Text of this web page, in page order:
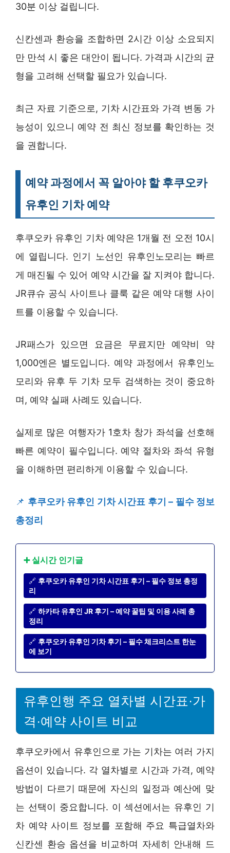
30분 이상 걸립니다.
신칸센과 환승을 조합하면 2시간 이상 소요되지
만 만석 시 좋은 대안이 됩니다. 가격과 시간의 균
형을 고려해 선택할 필요가 있습니다.
최근 자료 기준으로, 기차 시간표와 가격 변동 가
능성이 있으니 예약 전 최신 정보를 확인하는 것
을 권합니다.
예약 과정에서 꼭 알아야 할 후쿠오카
유후인 기차 예약
후쿠오카 유후인 기차 예약은 1개월 전 오전 10시
에 열립니다. 인기 노선인 유후인노모리는 빠르
게 매진될 수 있어 예약 시간을 잘 지켜야 합니다.
JR큐슈 공식 사이트나 클룩 같은 예약 대행 사이
트를 이용할 수 있습니다.
JR패스가 있으면 요금은 무료지만 예약비 약
1,000엔은 별도입니다. 예약 과정에서 유후인노
모리와 유후 두 기차 모두 검색하는 것이 중요하
며, 예약 실패 사례도 있습니다.
실제로 많은 여행자가 1호차 창가 좌석을 선호해
빠른 예약이 필수입니다. 예약 절차와 좌석 유형
을 이해하면 편리하게 이용할 수 있습니다.
📌 후쿠오카 유후인 기차 시간표 후기 – 필수 정보
총정리
➕ 실시간 인기글
🔗 후쿠오카 유후인 기차 시간표 후기 – 필수 정보 총정
리
🔗 하카타 유후인 JR 후기 – 예약 꿀팁 및 이용 사례 총
정리
🔗 후쿠오카 유후인 기차 후기 – 필수 체크리스트 한눈
에 보기
유후인행 주요 열차별 시간표·가
격·예약 사이트 비교
후쿠오카에서 유후인으로 가는 기차는 여러 가지
옵션이 있습니다. 각 열차별로 시간과 가격, 예약
방법이 다르기 때문에 자신의 일정과 예산에 맞
는 선택이 중요합니다. 이 섹션에서는 유후인 기
차 예약 사이트 정보를 포함해 주요 특급열차와
신칸센 환승 옵션을 비교하며 자세히 안내해 드